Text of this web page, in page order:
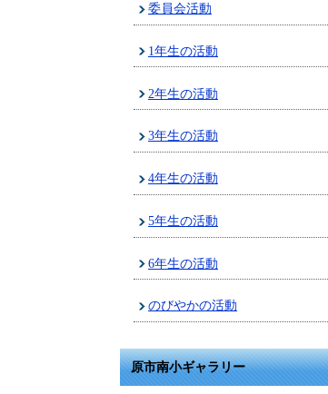
委員会活動
1年生の活動
2年生の活動
3年生の活動
4年生の活動
5年生の活動
6年生の活動
のびやかの活動
原市南小ギャラリー